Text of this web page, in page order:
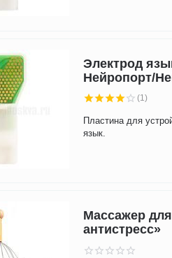
Электрод
Нейропорт/
(1)
Пластина для
язык.
Массажер
антистресс»